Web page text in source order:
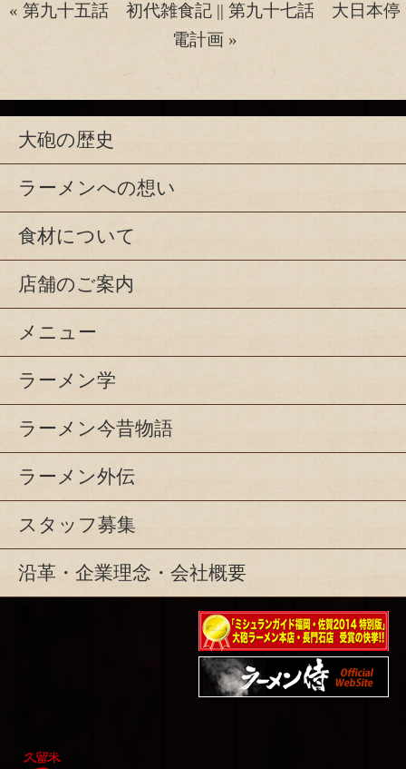
« 第九十五話 初代雑食記|| 第九十七話 大日本停
電計画»
大砲の歴史
ラーメンへの想い
食材について
店舗のご案内
メニュー
ラーメン学
ラーメン今昔物語
ラーメン外伝
スタッフ募集
沿革・企業理念・会社概要
ミシュランガイド福岡・
佐賀2014特別版大砲ラー